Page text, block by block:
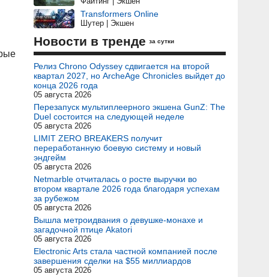
Transformers Online
Шутер | Экшен
Новости в тренде за сутки
Релиз Chrono Odyssey сдвигается на второй
квартал 2027, но ArcheAge Chronicles выйдет до
конца 2026 года
05 августа 2026
Перезапуск мультиплеерного экшена GunZ: The
Duel состоится на следующей неделе
05 августа 2026
LIMIT ZERO BREAKERS получит
переработанную боевую систему и новый
эндгейм
05 августа 2026
Netmarble отчиталась о росте выручки во
втором квартале 2026 года благодаря успехам
за рубежом
05 августа 2026
Вышла метроидвания о девушке-монахе и
загадочной птице Akatori
05 августа 2026
Electronic Arts стала частной компанией после
завершения сделки на $55 миллиардов
05 августа 2026